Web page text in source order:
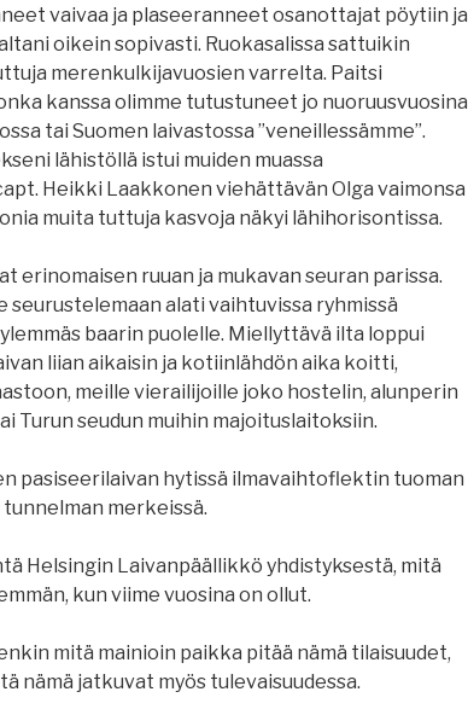
vaivaa ja plaseeranneet osanottajat pöytiin ja
oikein sopivasti. Ruokasalissa sattuikin
merenkulkijavuosien varrelta. Paitsi
kanssa olimme tutustuneet jo nuoruusvuosina
tai Suomen laivastossa ”veneillessämme”.
lähistöllä istui muiden muassa
Heikki Laakkonen viehättävän Olga vaimonsa
muita tuttuja kasvoja näkyi lähihorisontissa.
erinomaisen ruuan ja mukavan seuran parissa.
seurustelemaan alati vaihtuvissa ryhmissä
baarin puolelle. Miellyttävä ilta loppui
liian aikaisin ja kotiinlähdön aika koitti,
meille vierailijoille joko hostelin, alunperin
Turun seudun muihin majoituslaitoksiin.
pasiseerilaivan hytissä ilmavaihtoflektin tuoman
merkeissä.
Helsingin Laivanpäällikkö yhdistyksestä, mitä
kun viime vuosina on ollut.
mitä mainioin paikka pitää nämä tilaisuudet,
nämä jatkuvat myös tulevaisuudessa.